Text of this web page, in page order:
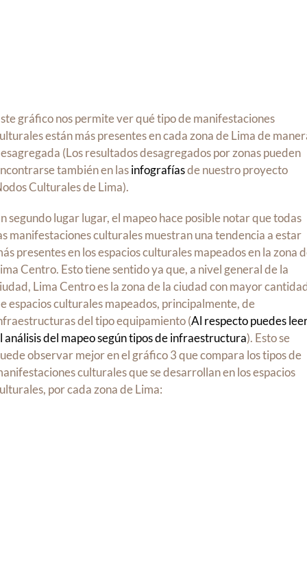
gráfico nos permite ver qué tipo de manifestaciones
están más presentes en cada zona de Lima de
(Los resultados desagregados por zonas pueden
también en lasinfografíasde nuestro proyecto
Culturales de Lima).
segundo lugar lugar, el mapeo hace posible notar que todas
manifestaciones culturales muestran una tendencia a estar
presentes en los espacios culturales mapeados en la zona
Centro. Esto tiene sentido ya que, a nivel general de la
Lima Centro es la zona de la ciudad con mayor
espacios culturales mapeados, principalmente, de
del tipo equipamiento (Al respecto puedes
análisis del mapeo según tipos de infraestructura). Esto se
observar mejor en el gráfico 3 que compara los tipos de
culturales que se desarrollan en los espacios
por cada zona de Lima: